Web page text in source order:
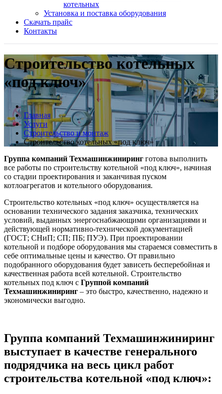
котельных
Установка и поставка оборудования
Скачать прайс
Контакты
Строительство котельных
«под ключ»
Главная
Услуги
Строительство и монтаж
Строительство котельных «под ключ»
Группа компаний Техмашинжиниринг готова выполнить
все работы по строительству котельной «под ключ», начиная
со стадии проектирования и заканчивая пуском
котлоагрегатов и котельного оборудования.
Строительство котельных «под ключ» осуществляется на
основании технического задания заказчика, технических
условий, выданных энергоснабжающими организациями и
действующей нормативно-технической документацией
(ГОСТ; СНиП; СП; ПБ; ПУЭ). При проектировании
котельной и подборе оборудования мы стараемся совместить в
себе оптимальные цены и качество. От правильно
подобранного оборудования будет зависеть бесперебойная и
качественная работа всей котельной. Строительство
котельных под ключ с Группой компаний
Техмашинжиниринг – это быстро, качественно, надежно и
экономически выгодно.
Группа компаний Техмашинжиниринг
выступает в качестве генерального
подрядчика на весь цикл работ
строительства котельной «под ключ»: